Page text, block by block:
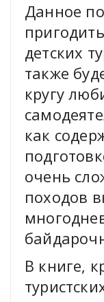
Данное
детских
также
кругу
как
очень
походов
В книге,